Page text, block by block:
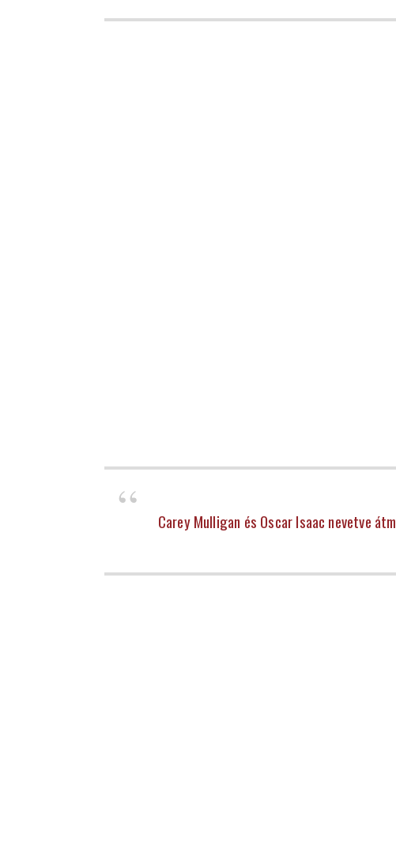
Carey Mulligan és Oscar Isaac nevetve